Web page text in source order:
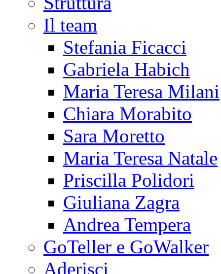
Il team
Stefania Ficacci
Gabriela Habich
Maria Teresa Milani
Chiara Morabito
Sara Moretto
Maria Teresa Natale
Priscilla Polidori
Giuliana Zagra
Andrea Tempera
GoTeller e GoWalker
Aderisci